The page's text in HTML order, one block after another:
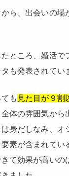
ら、出会いの場
ところ、婚活で
も発表されてい
も 見た目が９割
体の雰囲気から
身だしなみ、オ
素が含まれてい
て効果が高いの